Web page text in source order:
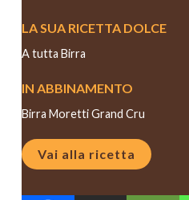
LA SUA RICETTA DOLCE
A tutta Birra
IN ABBINAMENTO
Birra Moretti Grand Cru
Vai alla ricetta